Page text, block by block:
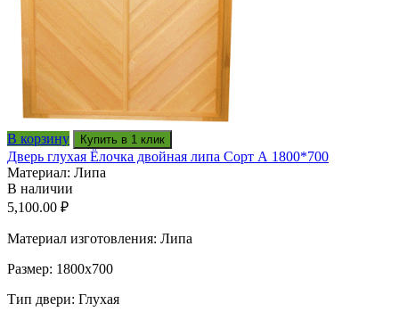
В корзину Купить в 1 клик
Дверь глухая Ёлочка двойная липа Сорт А 1800*700
Материал: Липа
В наличии
5,100.00 ₽
Материал изготовления: Липа
Размер: 1800х700
Тип двери: Глухая